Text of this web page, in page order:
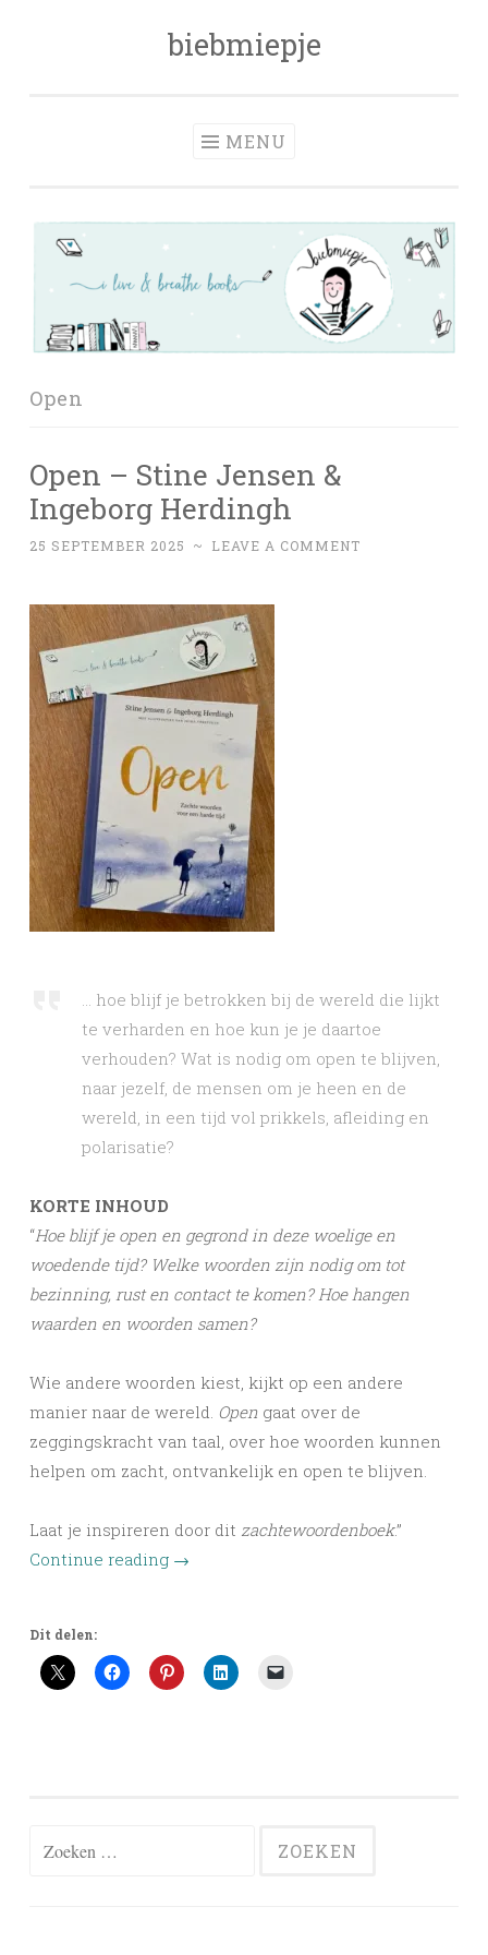
biebmiepje
MENU
Open
Open – Stine Jensen &
Ingeborg Herdingh
25 SEPTEMBER 2025 ~ LEAVE A COMMENT
… hoe blijf je betrokken bij de wereld die lijkt
te verharden en hoe kun je je daartoe
verhouden? Wat is nodig om open te blijven,
naar jezelf, de mensen om je heen en de
wereld, in een tijd vol prikkels, afleiding en
polarisatie?
KORTE INHOUD
“Hoe blijf je open en gegrond in deze woelige en
woedende tijd? Welke woorden zijn nodig om tot
bezinning, rust en contact te komen? Hoe hangen
waarden en woorden samen?
Wie andere woorden kiest, kijkt op een andere
manier naar de wereld. Open gaat over de
zeggingskracht van taal, over hoe woorden kunnen
helpen om zacht, ontvankelijk en open te blijven.
Laat je inspireren door dit zachtewoordenboek.”
Continue reading →
Dit delen:
Zoeken